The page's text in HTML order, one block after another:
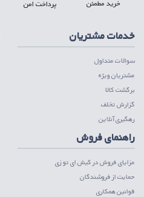
خرید مطمئن پرداخت امن
خدمات مشتریان
سوالات متداول
مشتریان ویژه
برگشت کالا
گزارش تخلف
رهگیری آنلاین
راهنمای فروش
مزایای فروش در کیش ای تو زی
حمایت از فروشندگان
قوانین همکاری